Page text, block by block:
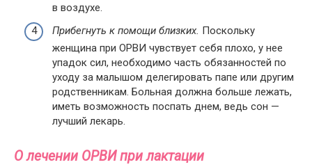
в воздухе.
Прибегнуть к помощи близких. Поскольку
женщина при ОРВИ чувствует себя плохо, у нее
упадок сил, необходимо часть обязанностей по
уходу за малышом делегировать папе или другим
родственникам. Больная должна больше лежать,
иметь возможность поспать днем, ведь сон —
лучший лекарь.
О лечении ОРВИ при лактации